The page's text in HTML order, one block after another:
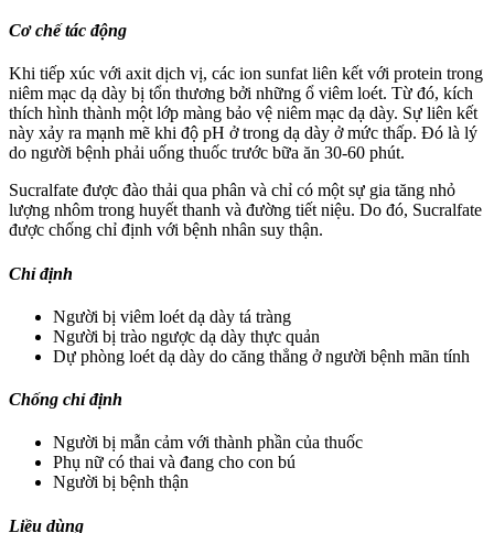
Cơ chế tác động
Khi tiếp xúc với axit dịch vị, các ion sunfat liên kết với protein trong
niêm mạc dạ dày bị tổn thương bởi những ổ viêm loét. Từ đó, kích
thích hình thành một lớp màng bảo vệ niêm mạc dạ dày. Sự liên kết
này xảy ra mạnh mẽ khi độ pH ở trong dạ dày ở mức thấp. Đó là lý
do người bệnh phải uống thuốc trước bữa ăn 30-60 phút.
Sucralfate được đào thải qua phân và chỉ có một sự gia tăng nhỏ
lượng nhôm trong huyết thanh và đường tiết niệu. Do đó, Sucralfate
được chống chỉ định với bệnh nhân suy thận.
Chỉ định
Người bị viêm loét dạ dày tá tràng
Người bị trào ngược dạ dày thực quản
Dự phòng loét dạ dày do căng thẳng ở người bệnh mãn tính
Chống chỉ định
Người bị mẫn cảm với thành phần của thuốc
Phụ nữ có thai và đang cho con bú
Người bị bệnh thận
Liều dùng